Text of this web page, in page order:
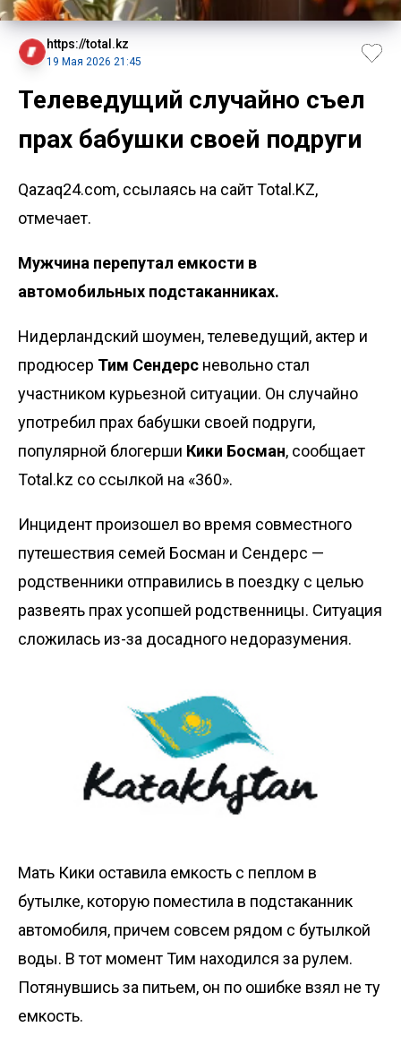
https://total.kz
19 Мая 2026 21:45
Телеведущий случайно съел
прах бабушки своей подруги
Qazaq24.com, ссылаясь на сайт Total.KZ,
отмечает.
Мужчина перепутал емкости в
автомобильных подстаканниках.
Нидерландский шоумен, телеведущий, актер и
продюсер Тим Сендерс невольно стал
участником курьезной ситуации. Он случайно
употребил прах бабушки своей подруги,
популярной блогерши Кики Босман, сообщает
Total.kz со ссылкой на «360».
Инцидент произошел во время совместного
путешествия семей Босман и Сендерс —
родственники отправились в поездку с целью
развеять прах усопшей родственницы. Ситуация
сложилась из-за досадного недоразумения.
Мать Кики оставила емкость с пеплом в
бутылке, которую поместила в подстаканник
автомобиля, причем совсем рядом с бутылкой
воды. В тот момент Тим находился за рулем.
Потянувшись за питьем, он по ошибке взял не ту
емкость.